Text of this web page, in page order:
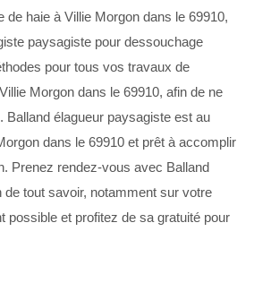
de haie à Villie Morgon dans le 69910,
paysagiste pour dessouchage
pour tous vos travaux de
Morgon dans le 69910, afin de ne
Balland élagueur paysagiste est au
dans le 69910 et prêt à accomplir
Prenez rendez-vous avec Balland
de tout savoir, notamment sur votre
possible et profitez de sa gratuité pour